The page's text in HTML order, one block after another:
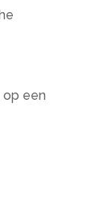
op een